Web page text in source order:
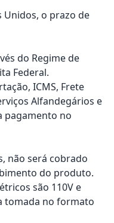
o prazo de
do Regime de
Federal.
ICMS, Frete
Alfandegários e
pagamento no
não será cobrado
do produto.
são 110V e
tomada no formato